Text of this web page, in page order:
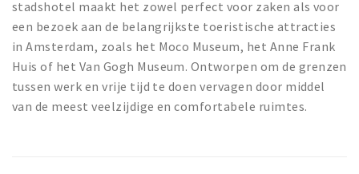
Interviews
Hello Zuidas Articles
About Hello Zuidas
Programme
stadshotel maakt het zowel perfect voor zaken als voor
een bezoek aan de belangrijkste toeristische attracties
in Amsterdam, zoals het Moco Museum, het Anne Frank
Huis of het Van Gogh Museum. Ontworpen om de grenzen
tussen werk en vrije tijd te doen vervagen door middel
van de meest veelzijdige en comfortabele ruimtes.